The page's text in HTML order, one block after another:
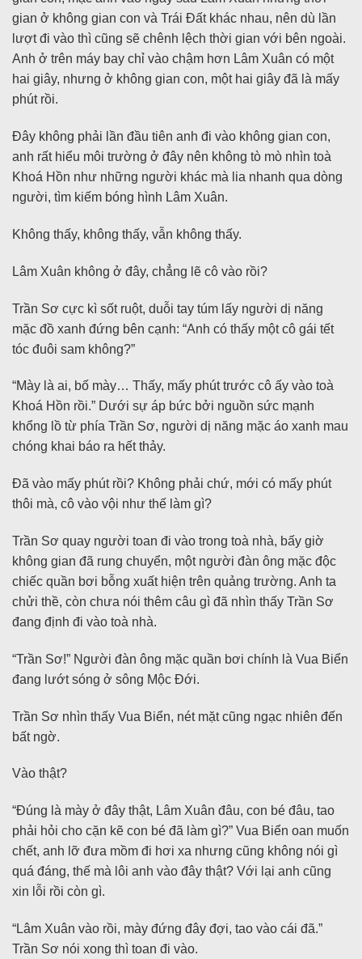
gian ở không gian con và Trái Đất khác nhau, nên dù lần
lượt đi vào thì cũng sẽ chênh lệch thời gian với bên ngoài.
Anh ở trên máy bay chỉ vào chậm hơn Lâm Xuân có một
hai giây, nhưng ở không gian con, một hai giây đã là mấy
phút rồi.
Đây không phải lần đầu tiên anh đi vào không gian con,
anh rất hiểu môi trường ở đây nên không tò mò nhìn toà
Khoá Hồn như những người khác mà lia nhanh qua dòng
người, tìm kiếm bóng hình Lâm Xuân.
Không thấy, không thấy, vẫn không thấy.
Lâm Xuân không ở đây, chẳng lẽ cô vào rồi?
Trần Sơ cực kì sốt ruột, duỗi tay túm lấy người dị năng
mặc đồ xanh đứng bên cạnh: “Anh có thấy một cô gái tết
tóc đuôi sam không?”
“Mày là ai, bố mày… Thấy, mấy phút trước cô ấy vào toà
Khoá Hồn rồi.” Dưới sự áp bức bởi nguồn sức mạnh
khổng lồ từ phía Trần Sơ, người dị năng mặc áo xanh mau
chóng khai báo ra hết thảy.
Đã vào mấy phút rồi? Không phải chứ, mới có mấy phút
thôi mà, cô vào vội như thế làm gì?
Trần Sơ quay người toan đi vào trong toà nhà, bấy giờ
không gian đã rung chuyển, một người đàn ông mặc độc
chiếc quần bơi bỗng xuất hiện trên quảng trường. Anh ta
chửi thề, còn chưa nói thêm câu gì đã nhìn thấy Trần Sơ
đang định đi vào toà nhà.
“Trần Sơ!” Người đàn ông mặc quần bơi chính là Vua Biển
đang lướt sóng ở sông Mộc Đới.
Trần Sơ nhìn thấy Vua Biển, nét mặt cũng ngạc nhiên đến
bất ngờ.
Vào thật?
“Đúng là mày ở đây thật, Lâm Xuân đâu, con bé đâu, tao
phải hỏi cho cặn kẽ con bé đã làm gì?” Vua Biển oan muốn
chết, anh lỡ đưa mồm đi hơi xa nhưng cũng không nói gì
quá đáng, thế mà lôi anh vào đây thật? Với lại anh cũng
xin lỗi rồi còn gì.
“Lâm Xuân vào rồi, mày đứng đây đợi, tao vào cái đã.”
Trần Sơ nói xong thì toan đi vào.